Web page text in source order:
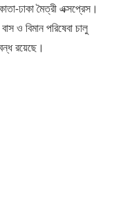
ঢাকা মৈত্রী এক্সপ্রেস।
ও বিমান পরিষেবা চালু
রয়েছে।